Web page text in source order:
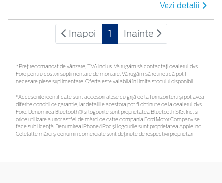
Vezi detalii
Inapoi 1 Inainte
*Preţ recomandat de vânzare, TVA inclus. Vă rugăm să contactaţi dealerul dvs.
Ford pentru costuri suplimentare de montare. Vă rugăm să rețineți că pot fi
necesare piese suplimentare. Oferta este valabilă în limita stocului disponibil.
*Accesoriile identificate sunt accesorii alese cu grijă de la furnizori terți și pot avea
diferite condiții de garanție, iar detaliile acestora pot fi obținute de la dealerul dvs.
Ford. Denumirea Bluetooth® și logourile sunt proprietatea Bluetooth SIG, Inc. și
orice utilizare a unor astfel de mărci de către compania Ford Motor Company se
face sub licență. Denumirea iPhone/iPod și logourile sunt proprietatea Apple Inc.
Celelalte mărci și denumiri comerciale sunt deținute de respectivii proprietari